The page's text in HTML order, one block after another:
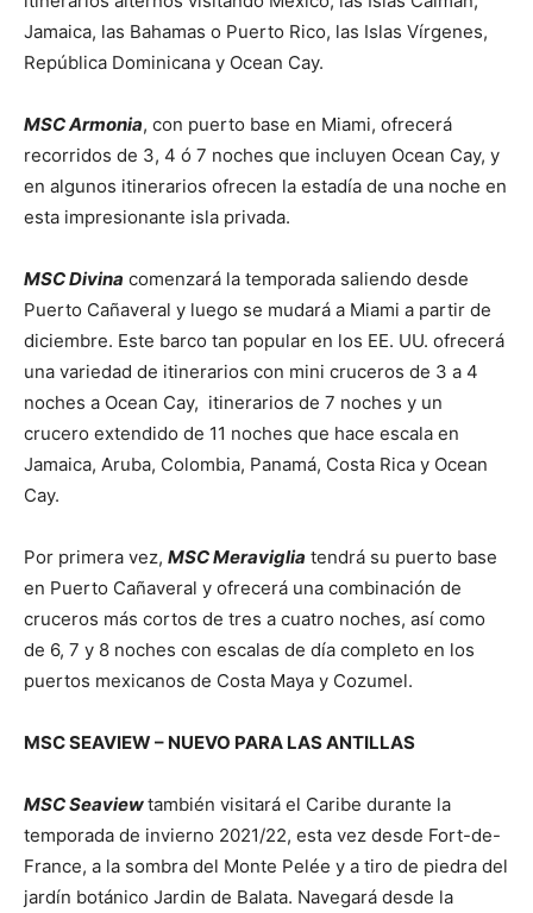
Jamaica, las Bahamas o Puerto Rico, las Islas Vírgenes,
República Dominicana y Ocean Cay.
MSC Armonia, con puerto base en Miami, ofrecerá
recorridos de 3, 4 ó 7 noches que incluyen Ocean Cay, y
en algunos itinerarios ofrecen la estadía de una noche en
esta impresionante isla privada.
MSC Divina comenzará la temporada saliendo desde
Puerto Cañaveral y luego se mudará a Miami a partir de
diciembre. Este barco tan popular en los EE. UU. ofrecerá
una variedad de itinerarios con mini cruceros de 3 a 4
noches a Ocean Cay, itinerarios de 7 noches y un
crucero extendido de 11 noches que hace escala en
Jamaica, Aruba, Colombia, Panamá, Costa Rica y Ocean
Cay.
Por primera vez, MSC Meraviglia tendrá su puerto base
en Puerto Cañaveral y ofrecerá una combinación de
cruceros más cortos de tres a cuatro noches, así como
de 6, 7 y 8 noches con escalas de día completo en los
puertos mexicanos de Costa Maya y Cozumel.
MSC SEAVIEW – NUEVO PARA LAS ANTILLAS
MSC Seaviewtambién visitará el Caribe durante la
temporada de invierno 2021/22, esta vez desde Fort-de-
France, a la sombra del Monte Pelée y a tiro de piedra del
jardín botánico Jardin de Balata. Navegará desde la